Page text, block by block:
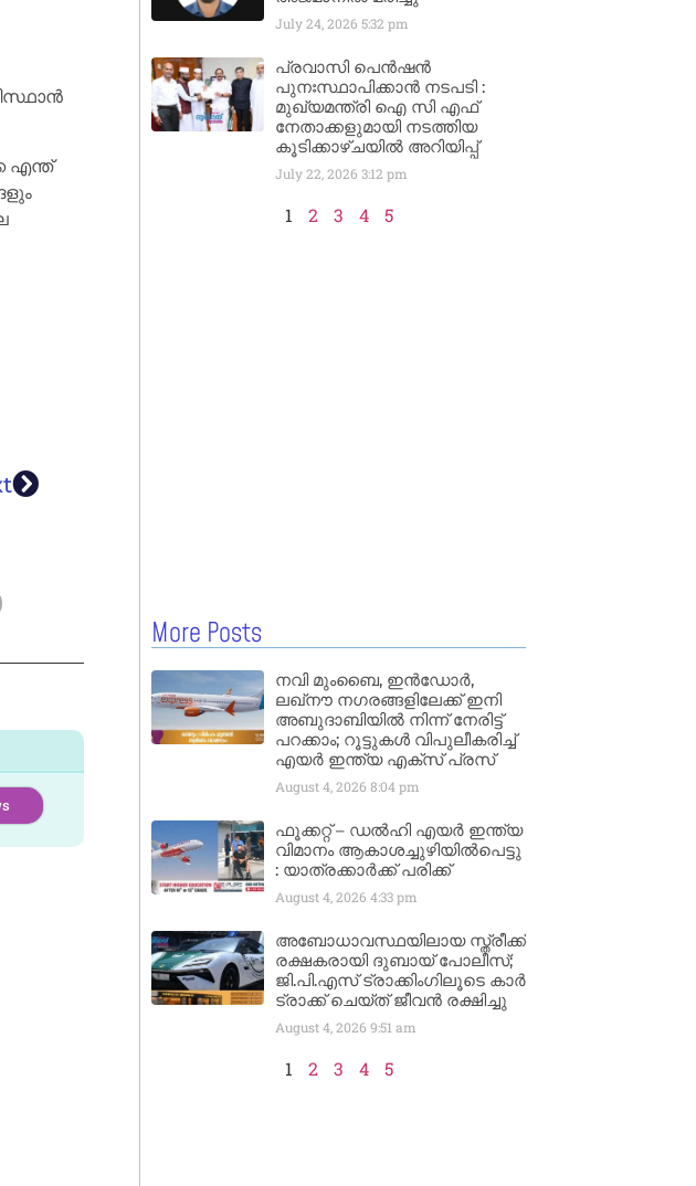
എന്ത്
July 24, 2026 5:32 pm
പ്രവാസി പെൻഷൻ
പുനഃസ്ഥാപിക്കാൻ നടപടി :
മുഖ്യമന്ത്രി ഐ സി എഫ്
നേതാക്കളുമായി നടത്തിയ
കൂടിക്കാഴ്ചയിൽ അറിയിപ്പ്
July 22, 2026 3:12 pm
1 2 3 4 5
More Posts
നവി മുംബൈ, ഇൻഡോർ,
ലഖ്നൗ നഗരങ്ങളിലേക്ക് ഇനി
അബുദാബിയിൽ നിന്ന് നേരിട്ട്
പറക്കാം; റൂട്ടുകൾ വിപുലീകരിച്ച്
എയർ ഇന്ത്യ എക്സ് പ്രസ്
August 4, 2026 8:04 pm
ഫൂക്കറ്റ് – ഡൽഹി എയര്‍ ഇന്ത്യ
വിമാനം ആകാശച്ചുഴിയില്‍പെട്ടു
: യാത്രക്കാര്‍ക്ക് പരിക്ക്
August 4, 2026 4:33 pm
അബോധാവസ്ഥയിലായ സ്ത്രീക്ക്
രക്ഷകരായി ദുബായ് പോലീസ്;
ജി.പി.എസ് ട്രാക്കിംഗിലൂടെ കാർ
ട്രാക്ക് ചെയ്ത് ജീവൻ രക്ഷിച്ചു
August 4, 2026 9:51 am
1 2 3 4 5